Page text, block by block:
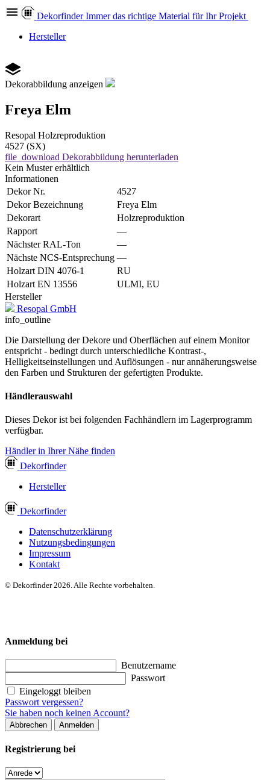
Dekorfinder Immer das richtige Material für Ihr Projekt
Hersteller
Dekorabbildung anzeigen
Freya Elm
Resopal Holzreproduktion
4527 (SX)
file_download Dekorabbildung herunterladen
Kein Muster erhältlich
Informationen
Dekor Nr.
4527
Dekor Bezeichnung
Freya Elm
Dekorart
Holzreproduktion
Rapport
—
Nächster RAL-Ton
—
Nächste NCS-Entsprechung —
Holzart DIN 4076-1
RU
Holzart EN 13556
ULMI, EU
Hersteller
Resopal GmbH
info_outline
Die Darstellung der Dekore und Oberflächen auf einem Monitor
entspricht - bedingt durch unterschiedliche Kontrast-,
Helligkeitseinstellungen und Auflösungen - nur annäherungsweise
den Farben und Strukturen der gefertigten Produkte.
Händlerauswahl
Dieses Dekor ist bei folgenden Fachhändlern im Lagerprogramm
verfügbar.
Händler in Ihrer Nähe finden
Dekorfinder
Hersteller
Dekorfinder
Datenschutzerklärung
Nutzungsbedingungen
Impressum
Kontakt
© Dekorfinder 2026. Alle Rechte vorbehalten.
Anmeldung bei
Benutzername
Passwort
Eingeloggt bleiben
Passwort vergessen?
Sie haben noch keinen Account?
Abbrechen Anmelden
Registrierung bei